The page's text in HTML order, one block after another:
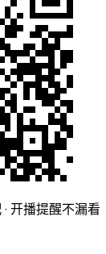
开播提醒不漏看